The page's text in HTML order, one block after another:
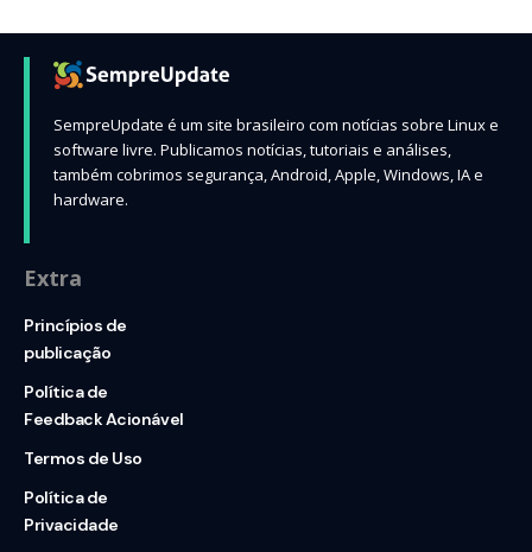
SempreUpdate é um site brasileiro com notícias sobre Linux e
software livre. Publicamos notícias, tutoriais e análises,
também cobrimos segurança, Android, Apple, Windows, IA e
hardware.
Extra
Princípios de
publicação
Política de
Feedback Acionável
Termos de Uso
Política de
Privacidade